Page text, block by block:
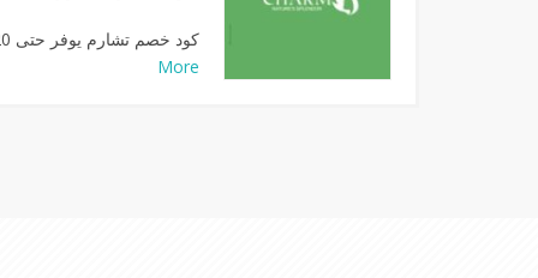
كود خصم تشارم يوفر حتى 20٪ خصم على منتجات...
More